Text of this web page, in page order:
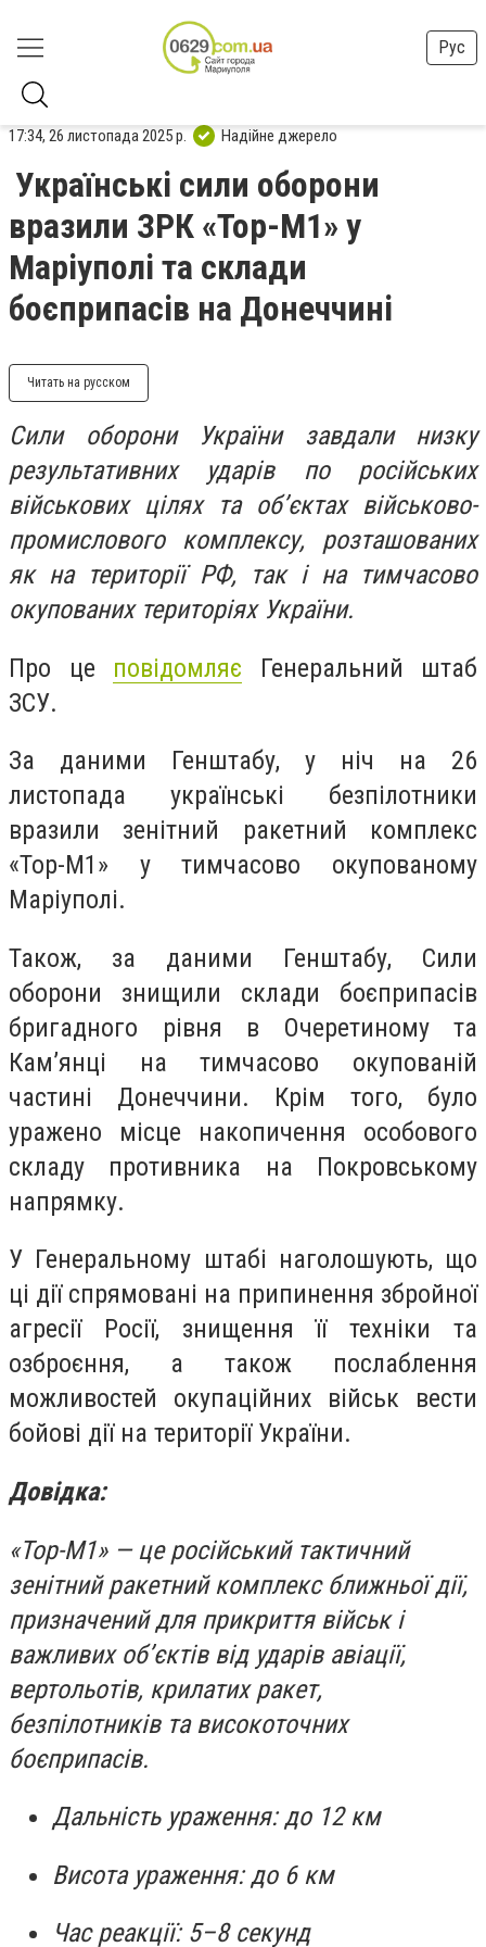
Рус
17:34, 26 листопада 2025 р. Надійне джерело
Українські сили оборони
вразили ЗРК «Тор-М1» у
Маріуполі та склади
боєприпасів на Донеччині
Читать на русском
Сили оборони України завдали низку
результативних ударів по російських
військових цілях та об’єктах військово-
промислового комплексу, розташованих
як на території РФ, так і на тимчасово
окупованих територіях України.
Про це повідомляє Генеральний штаб
ЗСУ.
За даними Генштабу, у ніч на 26
листопада українські безпілотники
вразили зенітний ракетний комплекс
«Тор-М1» у тимчасово окупованому
Маріуполі.
Також, за даними Генштабу, Сили
оборони знищили склади боєприпасів
бригадного рівня в Очеретиному та
Кам’янці на тимчасово окупованій
частині Донеччини. Крім того, було
уражено місце накопичення особового
складу противника на Покровському
напрямку.
У Генеральному штабі наголошують, що
ці дії спрямовані на припинення збройної
агресії Росії, знищення її техніки та
озброєння, а також послаблення
можливостей окупаційних військ вести
бойові дії на території України.
Довідка:
«Тор-М1» — це російський тактичний
зенітний ракетний комплекс ближньої дії,
призначений для прикриття військ і
важливих об’єктів від ударів авіації,
вертольотів, крилатих ракет,
безпілотників та високоточних
боєприпасів.
Дальність ураження: до 12 км
Висота ураження: до 6 км
Час реакції: 5–8 секунд